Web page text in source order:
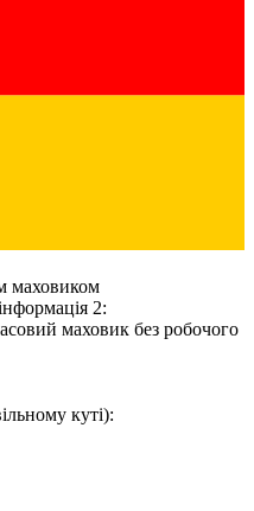
маховиком
2:
маховик без робочого
куті):